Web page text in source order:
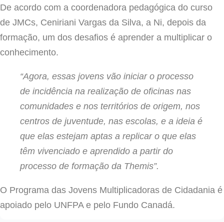
De acordo com a coordenadora pedagógica do curso
de JMCs, Ceniriani Vargas da Silva, a Ni, depois da
formação, um dos desafios é aprender a multiplicar o
conhecimento.
“Agora, essas jovens vão iniciar o processo
de incidência na realização de oficinas nas
comunidades e nos territórios de origem, nos
centros de juventude, nas escolas, e a ideia é
que elas estejam aptas a replicar o que elas
têm vivenciado e aprendido a partir do
processo de formação da Themis”.
O Programa das Jovens Multiplicadoras de Cidadania é
apoiado pelo UNFPAe pelo Fundo Canadá.